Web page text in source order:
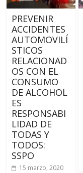
PREVENIR
ACCIDENTES
AUTOMOVILÍ
STICOS
RELACIONAD
OS CON EL
CONSUMO
DE ALCOHOL
ES
RESPONSABI
LIDAD DE
TODAS Y
TODOS:
SSPO
15 marzo, 2020